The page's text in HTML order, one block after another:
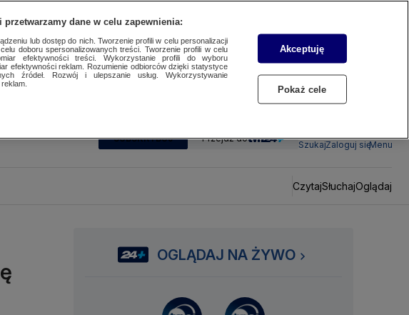
SUBSKRYBUJ Przejdź do
SzukajZaloguj sięMenu
CzytajSłuchajOglądaj
OGLĄDAJ NA ŻYWO
dane w celu zapewnienia:
lub dostęp do nich. Tworzenie profili w celu personalizacji
doboru spersonalizowanych treści. Tworzenie profili w celu
efektywności treści. Wykorzystanie profili do wyboru
efektywności reklam. Rozumienie odbiorców dzięki statystyce
źródeł. Rozwój i ulepszanie usług. Wykorzystywanie
Akceptuję
Pokaż cele